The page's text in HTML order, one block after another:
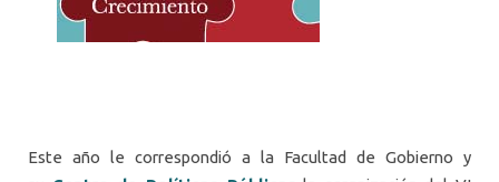
Este año le correspondió a la Facultad de Gobierno y